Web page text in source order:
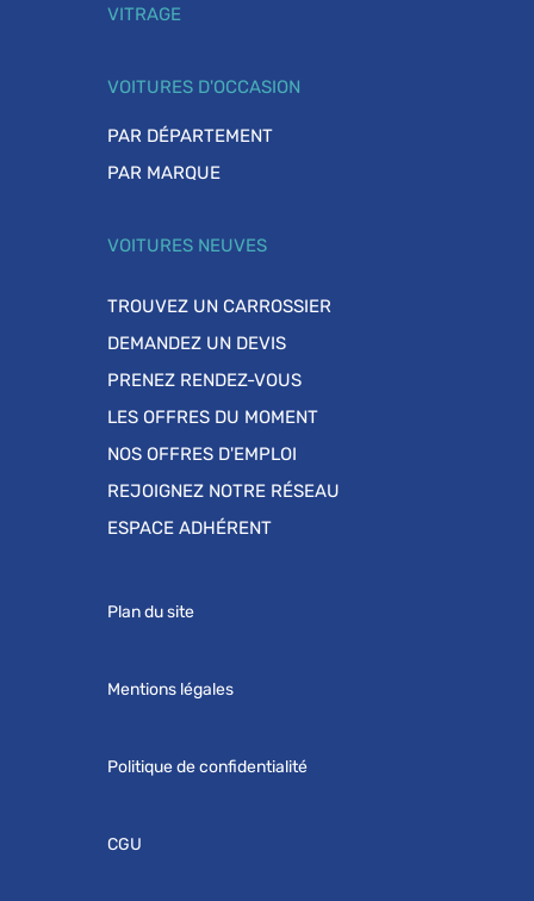
VITRAGE
VOITURES D'OCCASION
PAR DÉPARTEMENT
PAR MARQUE
VOITURES NEUVES
TROUVEZ UN CARROSSIER
DEMANDEZ UN DEVIS
PRENEZ RENDEZ-VOUS
LES OFFRES DU MOMENT
NOS OFFRES D'EMPLOI
REJOIGNEZ NOTRE RÉSEAU
ESPACE ADHÉRENT
Plan du site
Mentions légales
Politique de confidentialité
CGU